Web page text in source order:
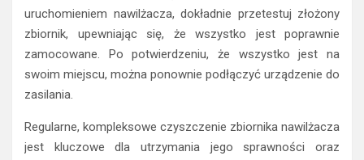
uruchomieniem nawilżacza, dokładnie przetestuj złożony
zbiornik, upewniając się, że wszystko jest poprawnie
zamocowane. Po potwierdzeniu, że wszystko jest na
swoim miejscu, można ponownie podłączyć urządzenie do
zasilania.
Regularne, kompleksowe czyszczenie zbiornika nawilżacza
jest kluczowe dla utrzymania jego sprawności oraz